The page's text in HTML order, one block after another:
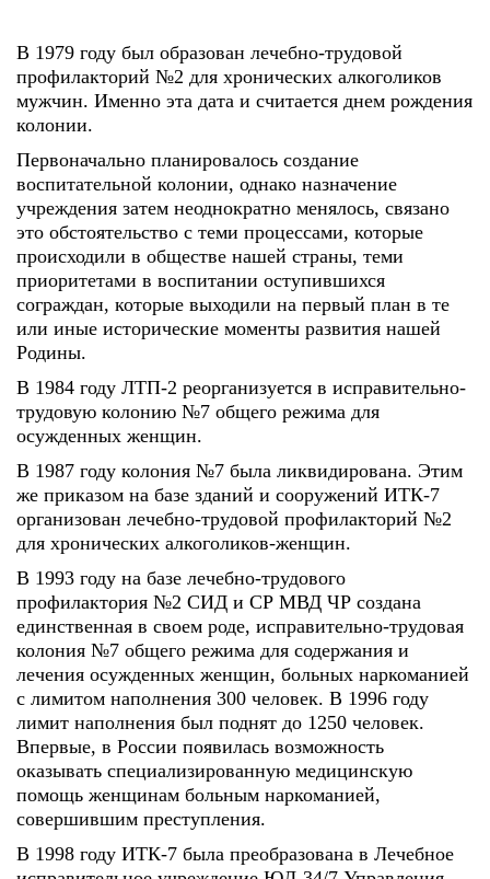
В 1979 году был образован лечебно-трудовой
профилакторий №2 для хронических алкоголиков
мужчин. Именно эта дата и считается днем рождения
колонии.
Первоначально планировалось создание
воспитательной колонии, однако назначение
учреждения затем неоднократно менялось, связано
это обстоятельство с теми процессами, которые
происходили в обществе нашей страны, теми
приоритетами в воспитании оступившихся
сограждан, которые выходили на первый план в те
или иные исторические моменты развития нашей
Родины.
В 1984 году ЛТП-2 реорганизуется в исправительно-
трудовую колонию №7 общего режима для
осужденных женщин.
В 1987 году колония №7 была ликвидирована. Этим
же приказом на базе зданий и сооружений ИТК-7
организован лечебно-трудовой профилакторий №2
для хронических алкоголиков-женщин.
В 1993 году на базе лечебно-трудового
профилактория №2 СИД и СР МВД ЧР создана
единственная в своем роде, исправительно-трудовая
колония №7 общего режима для содержания и
лечения осужденных женщин, больных наркоманией
с лимитом наполнения 300 человек. В 1996 году
лимит наполнения был поднят до 1250 человек.
Впервые, в России появилась возможность
оказывать специализированную медицинскую
помощь женщинам больным наркоманией,
совершившим преступления.
В 1998 году ИТК-7 была преобразована в Лечебное